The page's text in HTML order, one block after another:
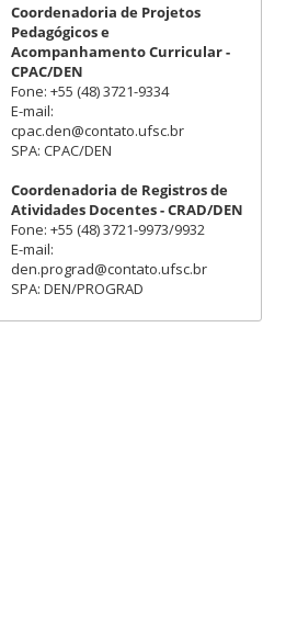
Coordenadoria de Projetos
Pedagógicos e
Acompanhamento Curricular -
CPAC/DEN
Fone: +55 (48) 3721-9334
E-mail:
cpac.den@contato.ufsc.br
SPA: CPAC/DEN
Coordenadoria de Registros de
Atividades Docentes - CRAD/DEN
Fone: +55 (48) 3721-9973/9932
E-mail:
den.prograd@contato.ufsc.br
SPA: DEN/PROGRAD